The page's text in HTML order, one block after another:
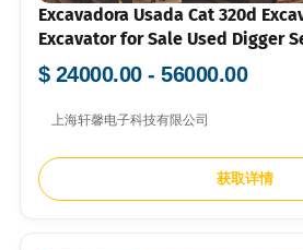
Excavadora Usada Cat 320d
Excavator for Sale Used Digger
Excavator for Sale
$ 24000.00 - 56000.00
上海轩馨电子科技有限公司
获取详情